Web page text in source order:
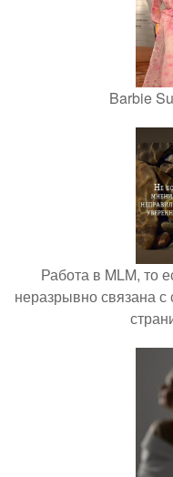
Barbie
Работа в MLM, то
неразрывно связана с